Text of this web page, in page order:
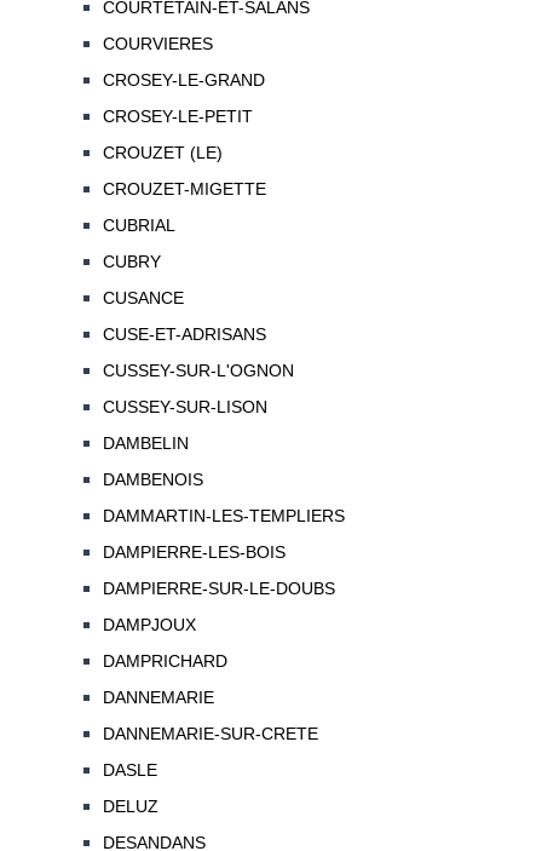
COURTETAIN-ET-SALANS
COURVIERES
CROSEY-LE-GRAND
CROSEY-LE-PETIT
CROUZET (LE)
CROUZET-MIGETTE
CUBRIAL
CUBRY
CUSANCE
CUSE-ET-ADRISANS
CUSSEY-SUR-L'OGNON
CUSSEY-SUR-LISON
DAMBELIN
DAMBENOIS
DAMMARTIN-LES-TEMPLIERS
DAMPIERRE-LES-BOIS
DAMPIERRE-SUR-LE-DOUBS
DAMPJOUX
DAMPRICHARD
DANNEMARIE
DANNEMARIE-SUR-CRETE
DASLE
DELUZ
DESANDANS